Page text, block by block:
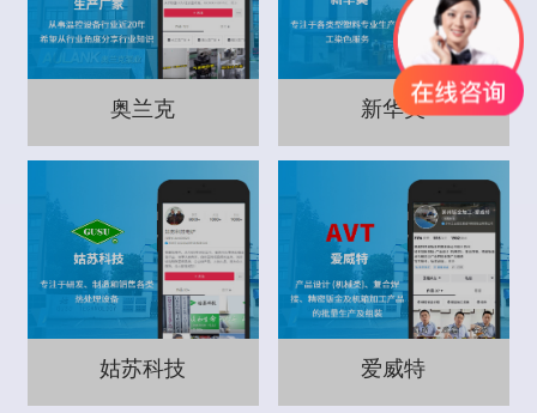
奥兰克 新华美
姑苏科技 爱威特